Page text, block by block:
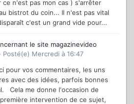
ce n'est pas mon cas ) s'arrêter
bistrot du coin... Il n'est pas vital
c'est un grand vide pour...
le site magazinevideo
· Posté(e) Mercredi à 16:47
pour vos commentaires, les uns
avec des idées, parfois bonnes
Cela me donne l'occasion de
intervention de ce sujet,